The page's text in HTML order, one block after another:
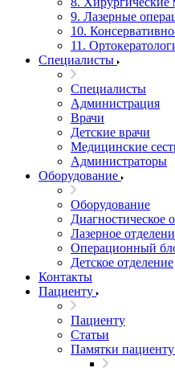
9. Лазерные
10.
11.
Специалисты
Специалисты
Администрация
Врачи
Детские врачи
Медицинские
Администраторы
Оборудование
Оборудование
Диагностическое
Лазерное
Операционный
Детское отделение
Контакты
Пациенту
Пациенту
Статьи
Памятки пациенту